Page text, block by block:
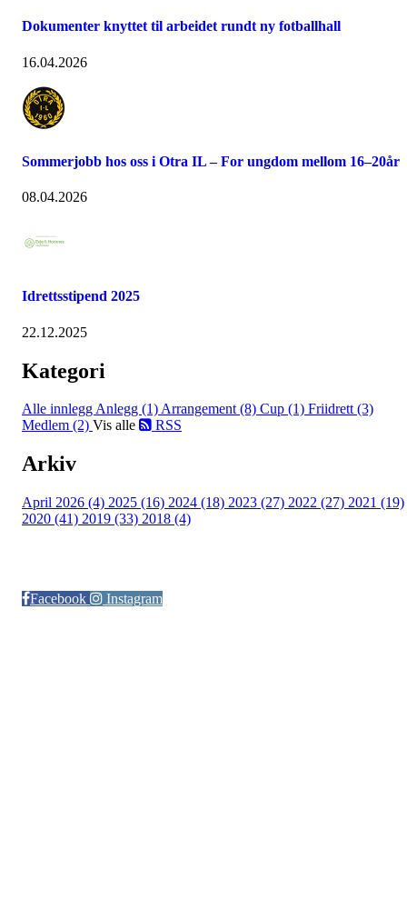
Dokumenter knyttet til arbeidet rundt ny fotballhall
16.04.2026
Sommerjobb hos oss i Otra IL – For ungdom mellom 16–20år
08.04.2026
Idrettsstipend 2025
22.12.2025
Kategori
Alle innleggAnlegg (1)Arrangement (8) Cup (1) Friidrett (3)
Medlem (2) Vis alle RSS
Arkiv
April 2026 (4) 2025 (16) 2024 (18) 2023 (27) 2022 (27) 2021 (19)
2020 (41) 2019 (33) 2018 (4)
Facebook
Instagram